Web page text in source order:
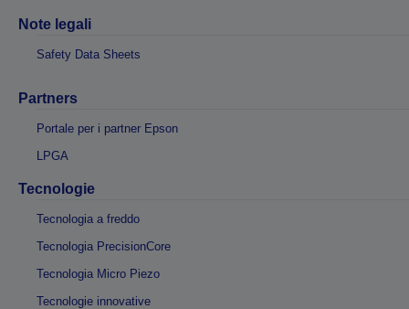
Note legali
Safety Data Sheets
Partners
Portale per i partner Epson
LPGA
Tecnologie
Tecnologia a freddo
Tecnologia PrecisionCore
Tecnologia Micro Piezo
Tecnologie innovative